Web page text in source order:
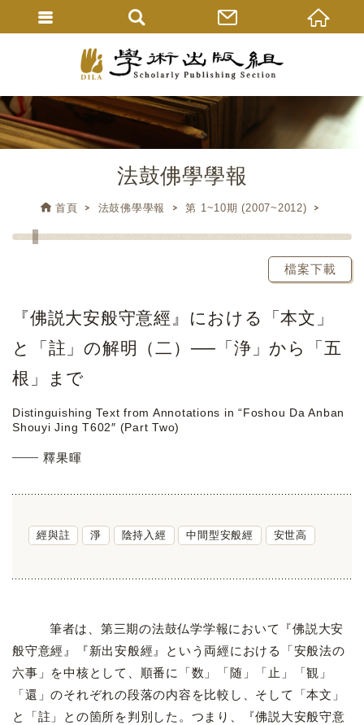
法鼓佛學學報
首頁 法鼓佛學學報 第 1~10期 (2007~2012)
檔案下載
『佛説大安般守意經』における「本文」
と「註」の解明（二）──「浄」から「五
根」まで
Distinguishing Text from Annotations in “Foshou Da Anban
Shouyi Jing T602″ (Part Two)
釋果暉
經與註 淨 陰持入經 中間型安般經 安世高
筆者は、第三期の法鼓仏学学報において『佛説大安
般守意經』『新出安般經』という両經における「安般法の
六事」を中核として、順番に「数」「随」「止」「観」
「還」のそれぞれの段落の内容を比較し、そして「本文」
と「註」との箇所を判別した。つまり、『佛説大安般守意